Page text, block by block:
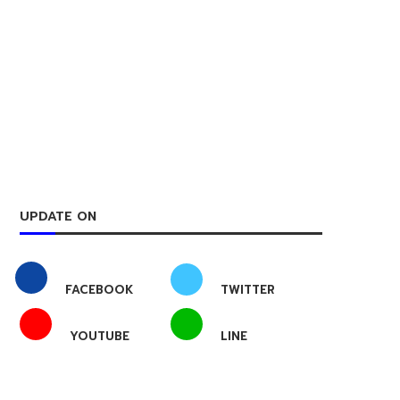
UPDATE ON
FACEBOOK TWITTER
YOUTUBE LINE